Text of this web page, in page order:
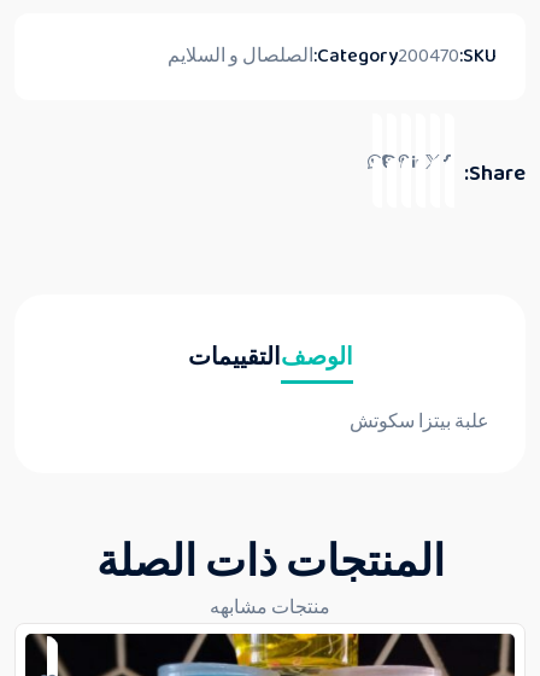
SKU:
200470
Category: الصلصال و السلايم
Share:
الوصفالتقييمات
علبة بيتزا سكوتش
المنتجات ذات الصلة
منتجات مشابهه